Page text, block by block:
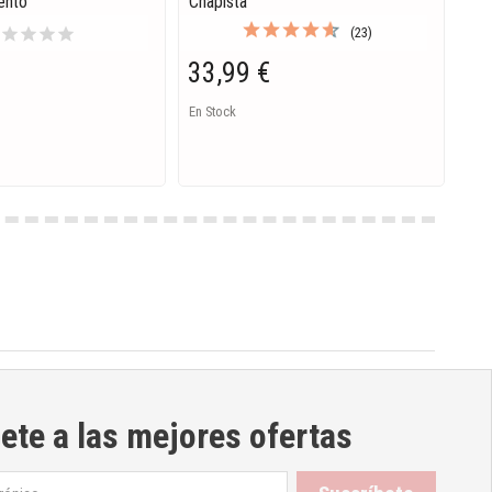
starstarstarstar (23)
33,99 €
En Stock
a las mejores ofertas